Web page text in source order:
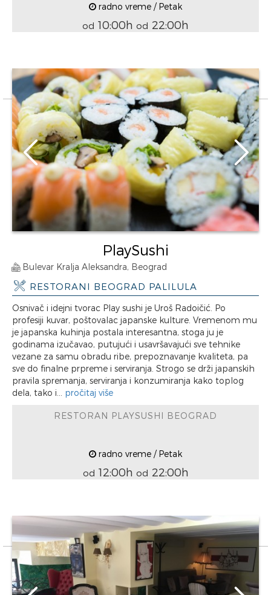
radno vreme / Petak
od 10:00h od 22:00h
PlaySushi
Bulevar Kralja Aleksandra, Beograd
RESTORANI BEOGRAD PALILULA
Osnivač i idejni tvorac Play sushi je Uroš Radoičić. Po
profesiji kuvar, poštovalac japanske kulture. Vremenom mu
je japanska kuhinja postala interesantna, stoga ju je
godinama izučavao, putujući i usavršavajući sve tehnike
vezane za samu obradu ribe, prepoznavanje kvaliteta, pa
sve do finalne prpreme i serviranja. Strogo se drži japanskih
pravila spremanja, serviranja i konzumiranja kako toplog
dela, tako i... pročitaj više
RESTORAN PLAYSUSHI BEOGRAD
radno vreme / Petak
od 12:00h od 22:00h